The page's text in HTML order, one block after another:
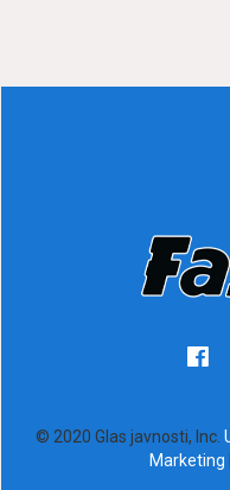
© 2020 Glas javnosti, Inc.
Marketing |